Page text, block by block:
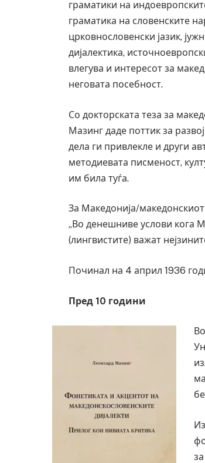
граматики на
граматика на словенските
црковнословенски јазик,
дијалектика,
влегува и интересот за
неговата посебност.
Со докторската теза за
Мазинг даде поттик за
дела ги привлекле и други
методиевата писменост,
им била туѓа.
За Македонија/
„Во денешниве услови кога
(лингвистите) важат
Починал на 4 април 1936
Пред 10 години
Уште двајца починаа од
во главниот град на
завиткан како